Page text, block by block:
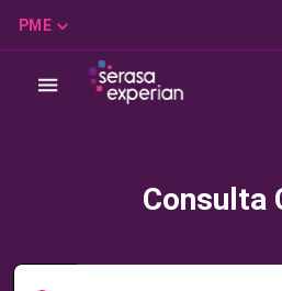
PME
Consulta